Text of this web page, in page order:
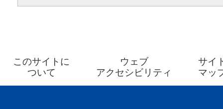
このサイトに
ついて
ウェブ
アクセシビリティ
サイ
マッ